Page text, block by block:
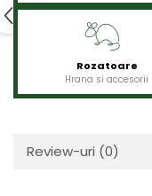
Rozatoare
Hrana si accesorii
Review-uri (0)